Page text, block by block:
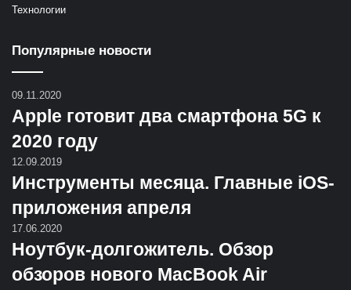
Технологии
Популярные новости
09.11.2020
Apple готовит два смартфона 5G к
2020 году
12.09.2019
Инструменты месяца. Главные iOS-
приложения апреля
17.06.2020
Ноутбук-долгожитель. Обзор
обзоров нового MacBook Air